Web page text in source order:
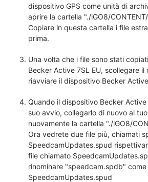
dispositivo GPS come unità di
aprire la cartella "./iGO8/
Copiare in questa cartella i file
prima.
Una volta che i file sono stati
Becker Active 7SL EU, scollegare il
riavviare il dispositivo Becker
Quando il dispositivo Becker Active
suo avvio, collegarlo di nuovo al
nuovamente la cartella "./iGO8/
Ora vedrete due file più, chiamati
SpeedcamUpdates.spud
file chiamato
rinominare "speedcam.spdb" come
SpeedcamUpdates.spud